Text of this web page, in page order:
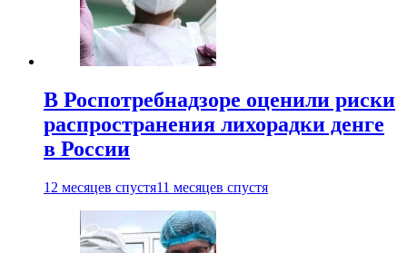
В Роспотребнадзоре оценили риски
распространения лихорадки денге
в России
12 месяцев спустя11 месяцев спустя